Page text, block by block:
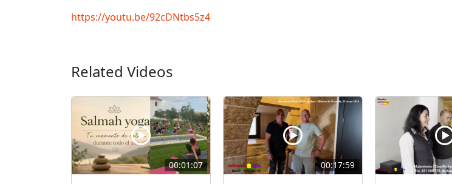
https://youtu.be/92cDNtbs5z4
Related Videos
00:01:07 00:17:59